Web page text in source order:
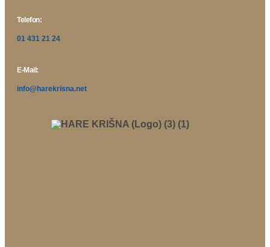
Telefon:
01 431 21 24
E-Mail:
info@harekrisna.net